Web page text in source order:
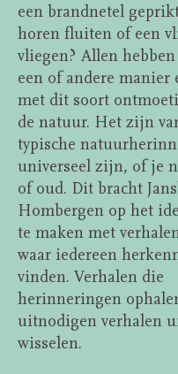
een brandnetel
horen fluiten of een
vliegen? Allen
een of andere manier
met dit soort
de natuur. Het zijn
typische
universeel zijn, of je
of oud. Dit bracht
Hombergen op het
te maken met
waar iedereen
vinden. Verhalen die
herinneringen
uitnodigen verhalen
wisselen.